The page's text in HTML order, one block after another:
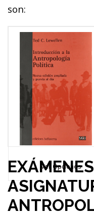
son:
Ver Opciones